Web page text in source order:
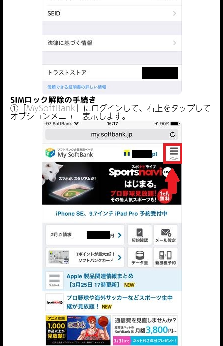
SIMロック解除の手続き
①「MySoftBank」にログインして、右上をタップして
オプションメニュー表示します。